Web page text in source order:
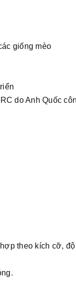
giống mèo
do Anh Quốc
theo kích cỡ,